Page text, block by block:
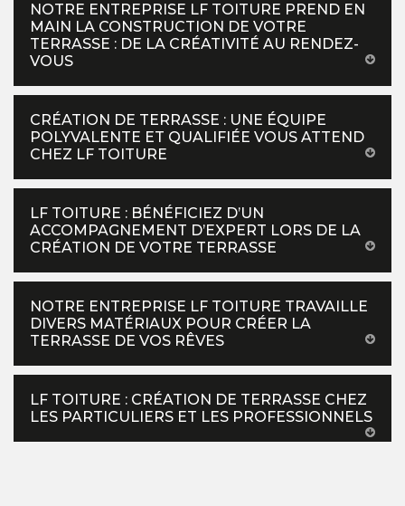
NOTRE ENTREPRISE LF TOITURE PREND EN
MAIN LA CONSTRUCTION DE VOTRE
TERRASSE : DE LA CRÉATIVITÉ AU RENDEZ-
VOUS
CRÉATION DE TERRASSE : UNE ÉQUIPE
POLYVALENTE ET QUALIFIÉE VOUS ATTEND
CHEZ LF TOITURE
LF TOITURE : BÉNÉFICIEZ D’UN
ACCOMPAGNEMENT D’EXPERT LORS DE LA
CRÉATION DE VOTRE TERRASSE
NOTRE ENTREPRISE LF TOITURE TRAVAILLE
DIVERS MATÉRIAUX POUR CRÉER LA
TERRASSE DE VOS RÊVES
LF TOITURE : CRÉATION DE TERRASSE CHEZ
LES PARTICULIERS ET LES PROFESSIONNELS